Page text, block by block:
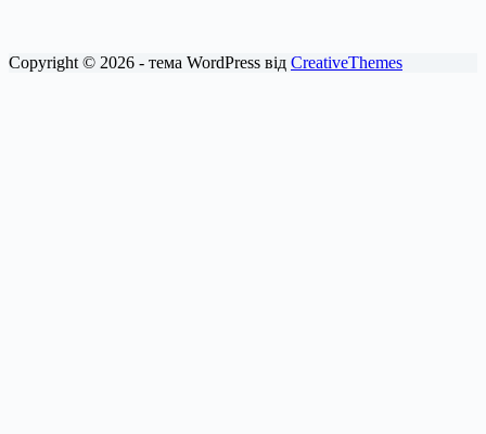
Copyright © 2026 - тема WordPress від CreativeThemes